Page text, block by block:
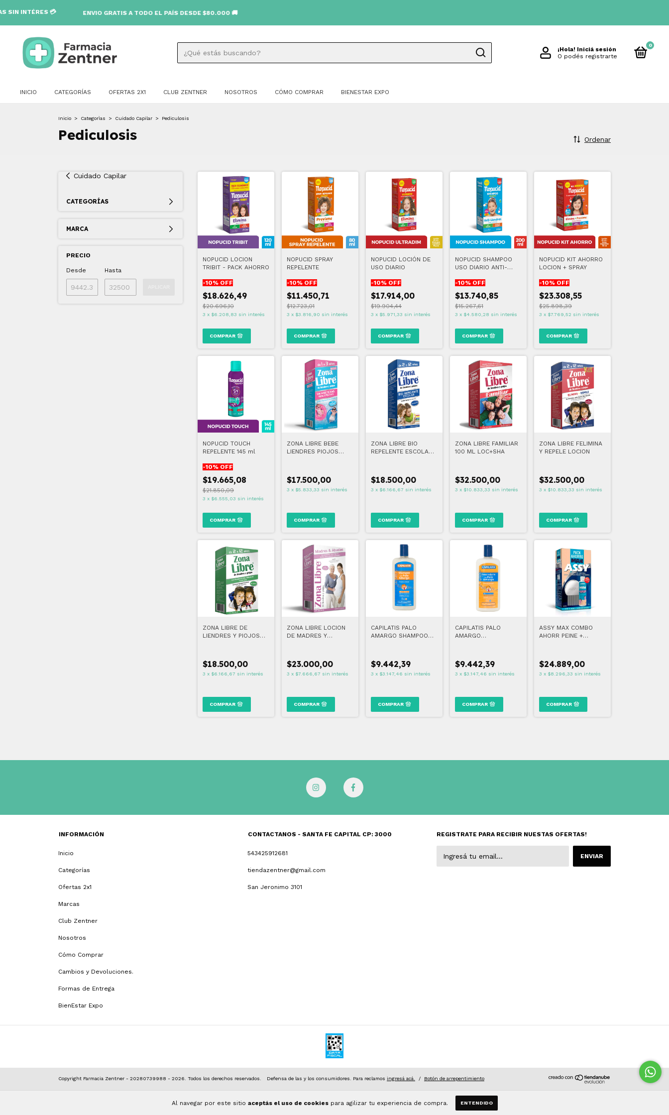
💳 ENVIO GRATIS A TODO EL PAÍS DESDE $80.000 🚚
¡Hola! Iniciá sesión
O podés registrarte
0
INICIO CATEGORÍAS OFERTAS 2X1 CLUB ZENTNER NOSOTROS CÓMO COMPRAR BIENESTAR EXPO
Al navegar por este sitio aceptás el uso de cookiespara agilizar tu experiencia de compra. ENTENDIDO
Inicio > Categorìas > Cuidado Capilar > Pediculosis
Pediculosis Ordenar
Cuidado Capilar
CATEGORÍAS
MARCA
PRECIO
Desde Hasta
NOPUCID LOCION
TRIBIT - PACK AHORRO
-10% OFF
$18.626,49
$20.696,10
3 x $6.208,83 sin interés
NOPUCID SPRAY
REPELENTE
-10% OFF
$11.450,71
$12.723,01
3 x $3.816,90 sin interés
NOPUCID LOCIÓN DE
USO DIARIO
-10% OFF
$17.914,00
$19.904,44
3 x $5.971,33 sin interés
NOPUCID SHAMPOO
USO DIARIO ANTI-
-10% OFF
$13.740,85
$15.267,61
3 x $4.580,28 sin interés
NOPUCID KIT AHORRO
LOCION + SPRAY
-10% OFF
$23.308,55
$25.898,39
3 x $7.769,52 sin interés
NOPUCID TOUCH
REPELENTE 145 ml
-10% OFF
$19.665,08
$21.850,09
3 x $6.555,03 sin interés
ZONA LIBRE BEBE
LIENDRES PIOJOS
$17.500,00
3 x $5.833,33 sin interés
ZONA LIBRE BIO
REPELENTE ESCOLAR
$18.500,00
3 x $6.166,67 sin interés
ZONA LIBRE FAMILIAR
100 ML LOC+SHA
$32.500,00
3 x $10.833,33 sin interés
ZONA LIBRE FELIMINA
Y REPELE LOCION
$32.500,00
3 x $10.833,33 sin interés
ZONA LIBRE DE
LIENDRES Y PIOJOS
$18.500,00
3 x $6.166,67 sin interés
ZONA LIBRE LOCION
DE MADRES Y
$23.000,00
3 x $7.666,67 sin interés
CAPILATIS PALO
AMARGO SHAMPOO
$9.442,39
3 x $3.147,46 sin interés
CAPILATIS PALO
AMARGO
$9.442,39
3 x $3.147,46 sin interés
ASSY MAX COMBO
AHORR PEINE +
$24.889,00
3 x $8.296,33 sin interés
INFORMACIÓN
Inicio
Categorías
Ofertas 2x1
Marcas
Club Zentner
Nosotros
Cómo Comprar
Cambios y Devoluciones.
Formas de Entrega
BienEstar Expo
CONTACTANOS - SANTA FE CAPITAL CP: 3000
543425912681
tiendazentner@gmail.com
San Jeronimo 3101
REGISTRATE PARA RECIBIR NUESTAS OFERTAS!
Copyright Farmacia Zentner - 20280739988 - 2026. Todos los derechos reservados. Defensa de las y los consumidores. Para reclamos ingresá acá. / Botón de arrepentimiento